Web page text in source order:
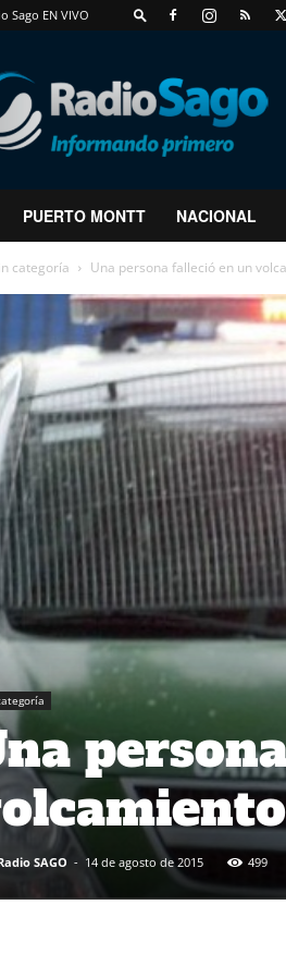
Sago EN VIVO
PUERTO MONTT NACIONAL
categoría Una persona falleció en un
SAGO - 14 de agosto de 2015 499